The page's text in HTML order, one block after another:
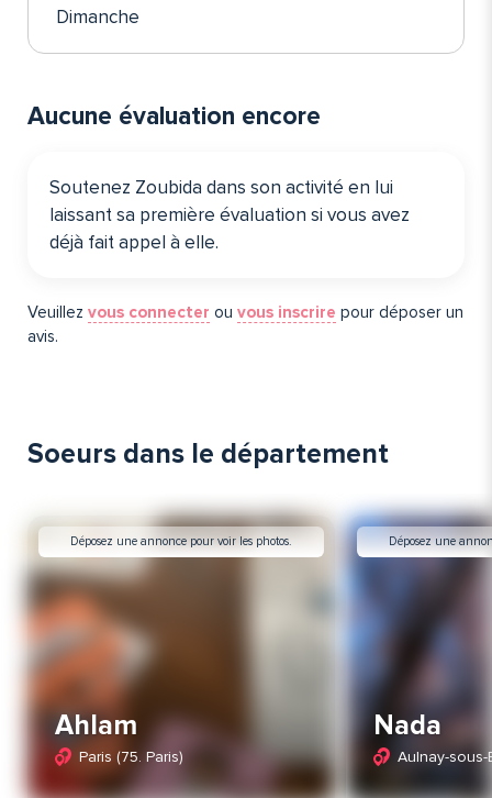
Dimanche
Aucune évaluation encore
Soutenez Zoubida dans son activité en lui
laissant sa première évaluation si vous avez
déjà fait appel à elle️.
Veuillez vous connecter ou vous inscrire pour déposer un
avis.
Soeurs dans le département
Déposez une annonce pour voir les photos.
Ahlam
Paris (75. Paris)
Déposez une
Nada
Aulnay-sous-